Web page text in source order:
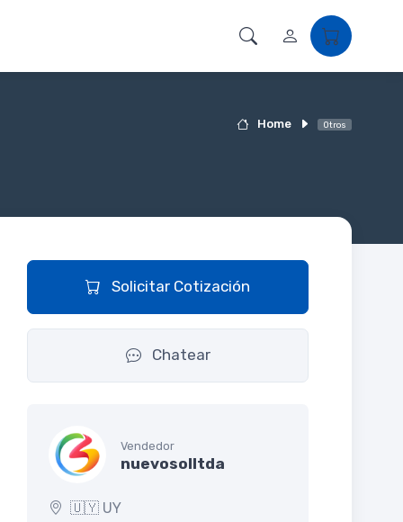
Home Otros
Solicitar Cotización
Chatear
Vendedor
nuevosolltda
🇺🇾 UY